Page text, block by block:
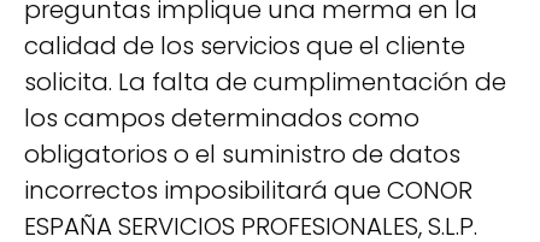
preguntas implique una merma en la
calidad de los servicios que el cliente
solicita. La falta de cumplimentación de
los campos determinados como
obligatorios o el suministro de datos
incorrectos imposibilitará que CONOR
ESPAÑA SERVICIOS PROFESIONALES, S.L.P.